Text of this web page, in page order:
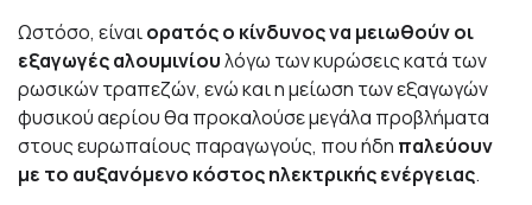
Ωστόσο, είναιορατός ο κίνδυνος να μειωθούν οι
εξαγωγές αλουμινίουλόγω των κυρώσεις κατά των
ρωσικών τραπεζών, ενώ και η μείωση των εξαγωγών
φυσικού αερίου θα προκαλούσε μεγάλα προβλήματα
στους ευρωπαίους παραγωγούς, που ήδη παλεύουν
με το αυξανόμενο κόστος ηλεκτρικής ενέργειας.